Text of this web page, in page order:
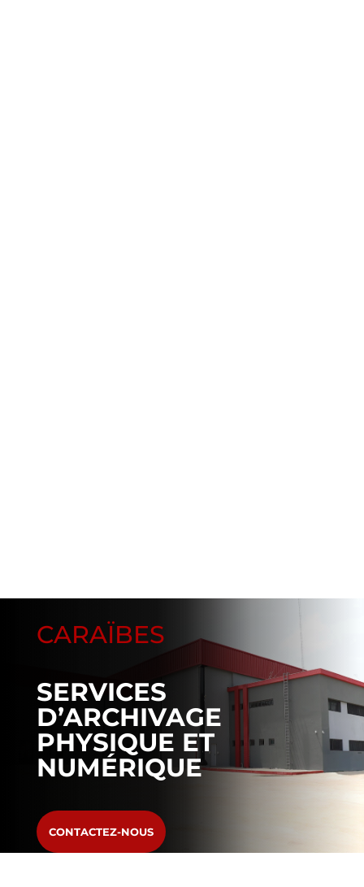
CARAÏBES
SERVICES
D’ARCHIVAGE
PHYSIQUE ET
NUMÉRIQUE
CONTACTEZ-NOUS